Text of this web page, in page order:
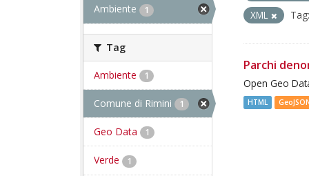
Ambiente 1
Tag
Ambiente 1
Comune di Rimini 1
Geo Data 1
Verde 1
XML
Tag:
Parchi
Open Geo
HTML